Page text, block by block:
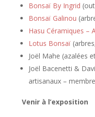
Bonsaï By Ingrid
Bonsaï Galinou
Hasu Céramiques –
Lotus Bonsaï
Joël Mahe (azalées
Joël Bacenetti &
artisanaux –
Venir à l’exposition